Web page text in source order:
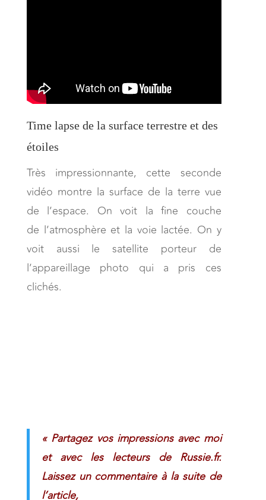
Time lapse de la surface terrestre et des
étoiles
Très impressionnante, cette seconde
vidéo montre la surface de la terre vue
de l’espace. On voit la fine couche
de l’atmosphère et la voie lactée. On y
voit aussi le satellite porteur de
l’appareillage photo qui a pris ces
clichés.
« Partagez vos impressions avec moi
et avec les lecteurs de Russie.fr.
Laissez un commentaire à la suite de
l’article,